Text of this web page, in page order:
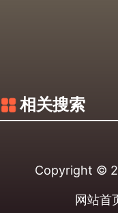
相关搜索
Copyright ©
网站首